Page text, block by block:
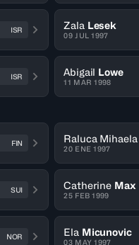
ISR Zala Lesek
09 JUL 1997
ISR Abigail Lowe
11 MAR 1998
FIN Raluca Mihaela
20 ENE 1997
SUI Catherine Max
25 FEB 1999
NOR Ela Micunovic
03 MAY 1997